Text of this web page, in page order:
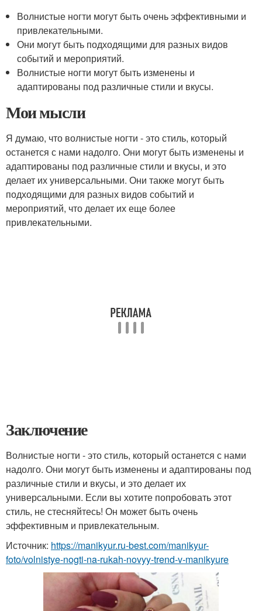
Волнистые ногти могут быть очень эффективными и
привлекательными.
Они могут быть подходящими для разных видов
событий и мероприятий.
Волнистые ногти могут быть изменены и
адаптированы под различные стили и вкусы.
Мои мысли
Я думаю, что волнистые ногти - это стиль, который
останется с нами надолго. Они могут быть изменены и
адаптированы под различные стили и вкусы, и это
делает их универсальными. Они также могут быть
подходящими для разных видов событий и
мероприятий, что делает их еще более
привлекательными.
Заключение
Волнистые ногти - это стиль, который останется с нами
надолго. Они могут быть изменены и адаптированы под
различные стили и вкусы, и это делает их
универсальными. Если вы хотите попробовать этот
стиль, не стесняйтесь! Он может быть очень
эффективным и привлекательным.
Источник: https://manikyur.ru-best.com/manikyur-
foto/volnistye-nogti-na-rukah-novyy-trend-v-manikyure